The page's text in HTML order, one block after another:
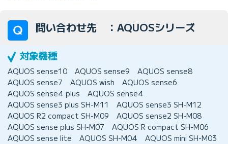
問い合わせ先 ：AQUOSシリーズ
AQUOS sense10 AQUOS sense9
AQUOS sense8
AQUOS sense7
AQUOS wish
AQUOS sense6
AQUOS sense4 plus
AQUOS sense4
AQUOS sense3 plus SH-M11
AQUOS sense3 SH-M12
AQUOS R2 compact SH-M09
AQUOS sense2 SH-M08
AQUOS sense plus SH-M07
AQUOS R compact SH-M06
AQUOS sense lite
AQUOS SH-M04 AQUOS mini SH-M03